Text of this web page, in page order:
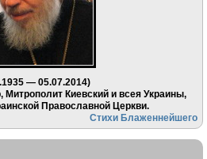
— 05.07.2014)
Киевский и всея Украины,
Православной Церкви.
Стихи Блаженнейшего